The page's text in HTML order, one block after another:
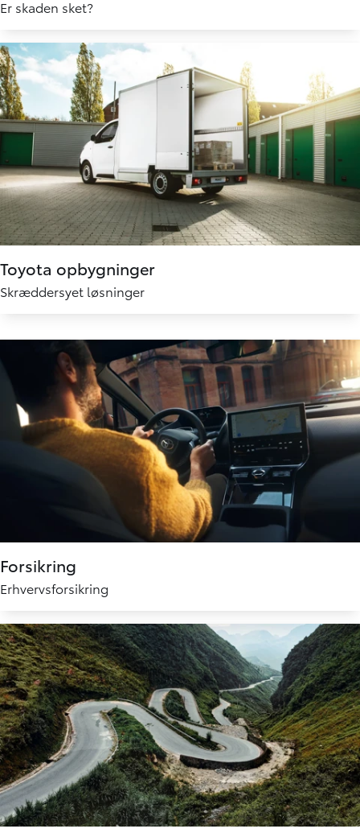
Er skaden sket?
Toyota opbygninger
Skræddersyet løsninger
Forsikring
Erhvervsforsikring